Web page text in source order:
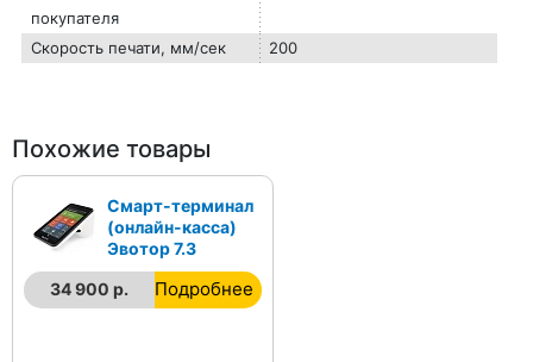
покупателя
Скорость печати, мм/сек 200
Похожие товары
Смарт-терминал
(онлайн-касса)
Эвотор 7.3
34 900 р.
Подробнее